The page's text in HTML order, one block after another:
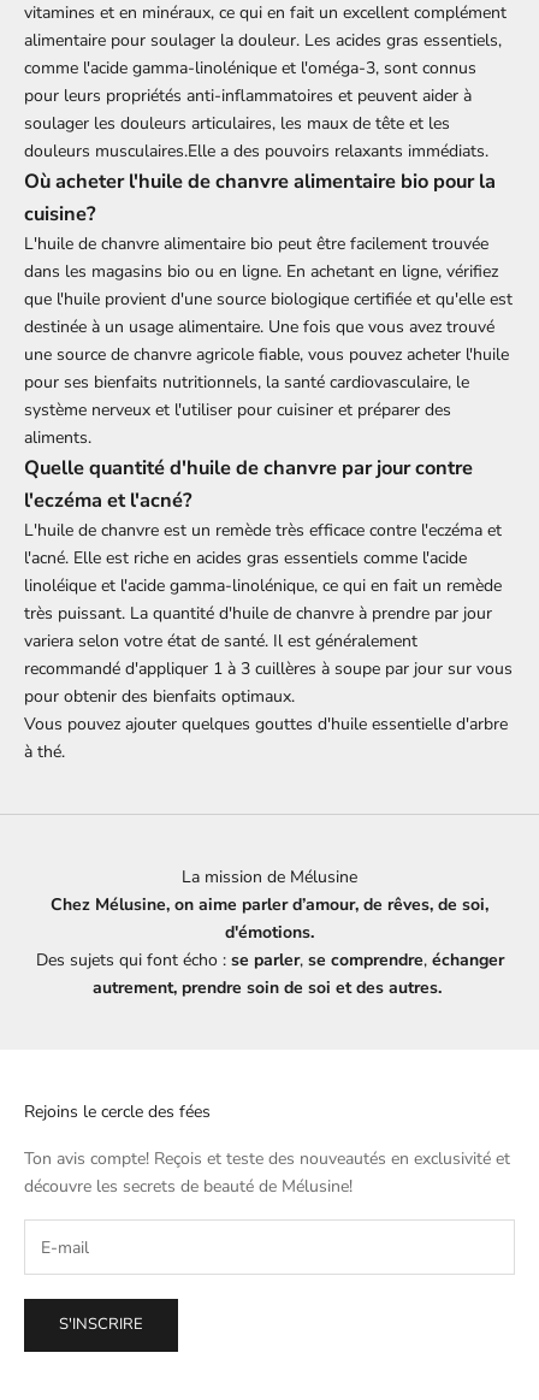
vitamines et en minéraux, ce qui en fait un excellent complément
alimentaire pour soulager la douleur. Les acides gras essentiels,
comme l'acide gamma-linolénique et l'oméga-3, sont connus
pour leurs propriétés anti-inflammatoires et peuvent aider à
soulager les douleurs articulaires, les maux de tête et les
douleurs musculaires.Elle a des pouvoirs relaxants immédiats.
Où acheter l'huile de chanvre alimentaire bio pour la
cuisine?
L'huile de chanvre alimentaire bio peut être facilement trouvée
dans les magasins bio ou en ligne. En achetant en ligne, vérifiez
que l'huile provient d'une source biologique certifiée et qu'elle est
destinée à un usage alimentaire. Une fois que vous avez trouvé
une source de chanvre agricole fiable, vous pouvez acheter l'huile
pour ses bienfaits nutritionnels, la santé cardiovasculaire, le
système nerveux et l'utiliser pour cuisiner et préparer des
aliments.
Quelle quantité d'huile de chanvre par jour contre
l'eczéma et l'acné?
L'huile de chanvre est un remède très efficace contre l'eczéma et
l'acné. Elle est riche en acides gras essentiels comme l'acide
linoléique et l'acide gamma-linolénique, ce qui en fait un remède
très puissant. La quantité d'huile de chanvre à prendre par jour
variera selon votre état de santé. Il est généralement
recommandé d'appliquer 1 à 3 cuillères à soupe par jour sur vous
pour obtenir des bienfaits optimaux.
Vous pouvez ajouter quelques gouttes d'huile essentielle d'arbre
à thé.
La mission de Mélusine
Chez Mélusine, on aime parler d’amour, de rêves, de soi,
d'émotions.
Des sujets qui font écho : se parler, se comprendre, échanger
autrement, prendre soin de soi et des autres.
Rejoins le cercle des fées
Ton avis compte! Reçois et teste des nouveautés en exclusivité et
découvre les secrets de beauté de Mélusine!
S'INSCRIRE